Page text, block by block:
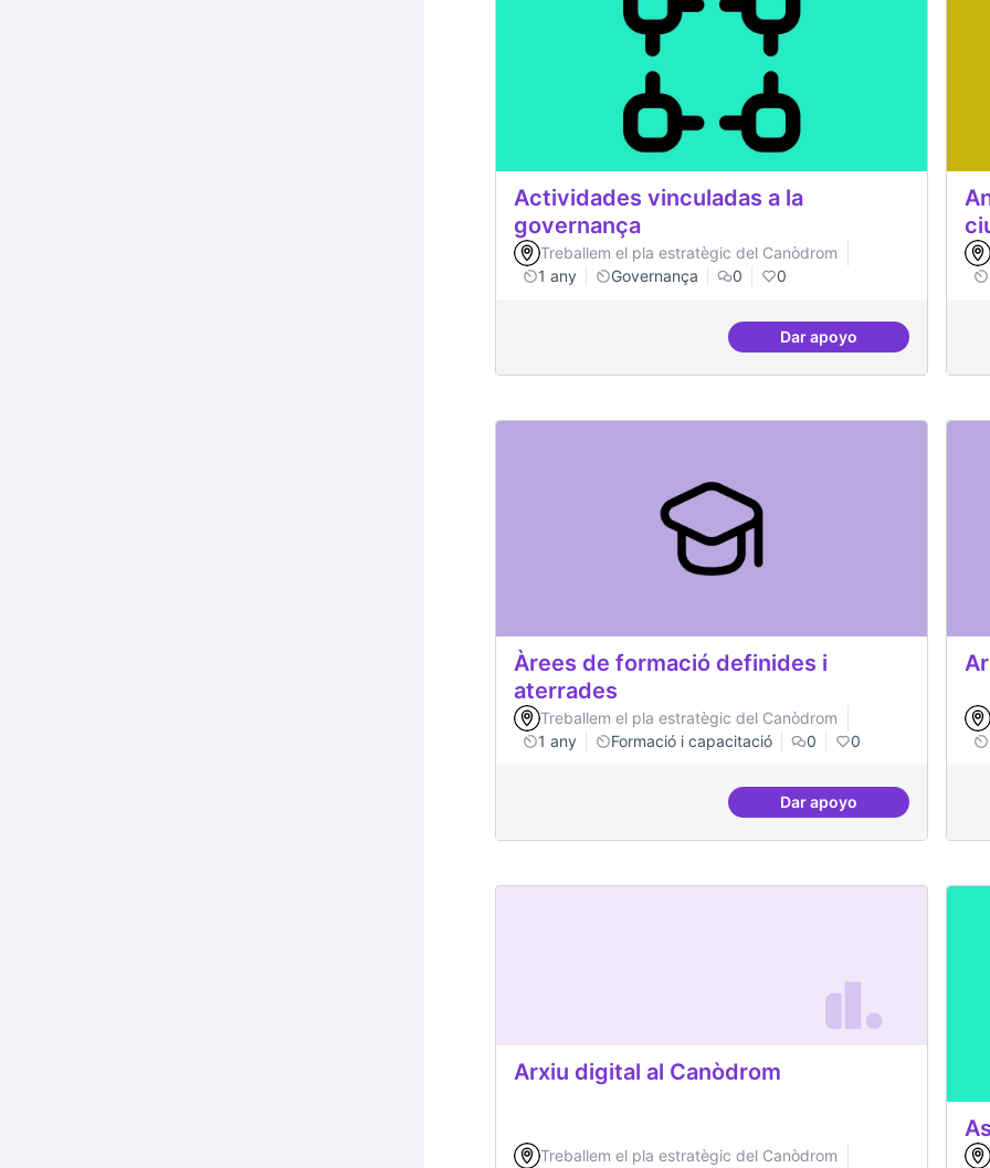
Actividades vinculadas a la
governança
Treballem el pla estratègic del Canòdrom
1 any
Governança 0 0
Dar apoyoActividades vinculadas
Àrees de formació definides i
aterrades
Treballem el pla estratègic del Canòdrom
1 any
Formació i capacitació 0 0
Dar apoyoÀrees de formació
Arxiu digital al Canòdrom
Treballem el pla estratègic del Canòdrom